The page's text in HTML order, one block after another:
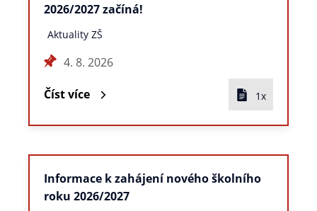
2026/2027 začíná!
Aktuality ZŠ
4. 8. 2026
Číst více 1x
Informace k zahájení nového školního
roku 2026/2027